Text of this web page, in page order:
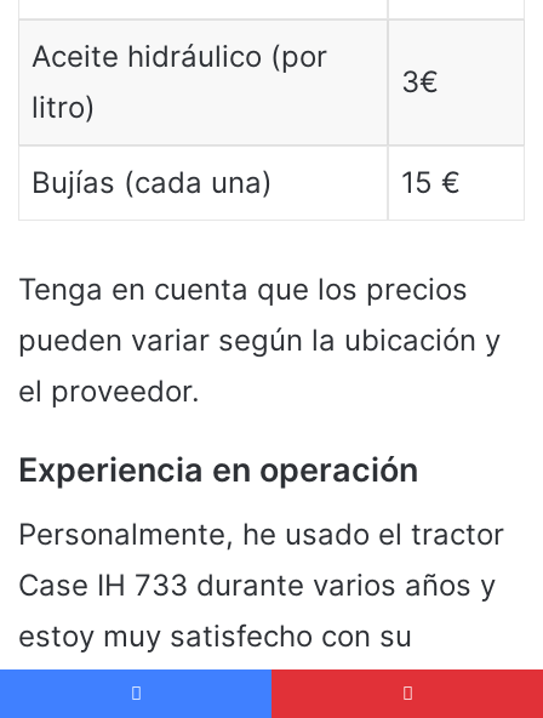
Aceite hidráulico (por
litro)
3€
Bujías (cada una) 15 €
Tenga en cuenta que los precios
pueden variar según la ubicación y
el proveedor.
Experiencia en operación
Personalmente, he usado el tractor
Case IH 733 durante varios años y
estoy muy satisfecho con su
rendimiento y confiabilidad. El